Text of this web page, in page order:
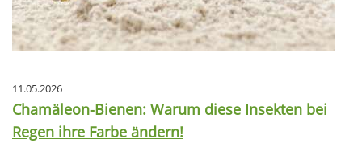
11.05.2026
Chamäleon-Bienen: Warum diese Insekten bei
Regen ihre Farbe ändern!